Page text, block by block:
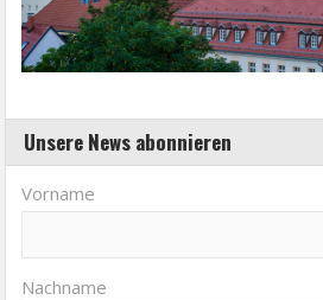
Unsere News abonnieren
Vorname
Nachname